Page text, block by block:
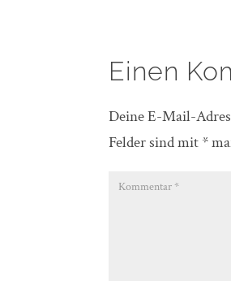
Einen
Deine E-Mail-
Felder sind mit *